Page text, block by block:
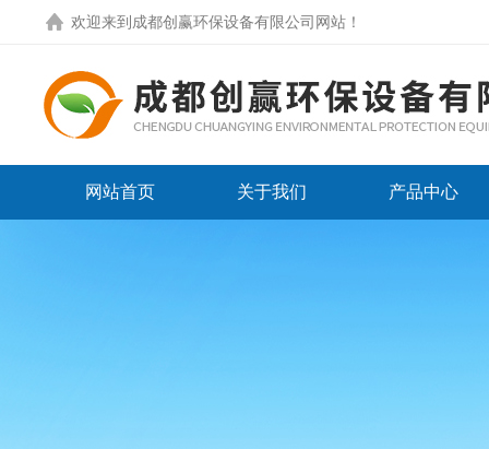
欢迎来到 成都创赢环保设备有限公司网站 ！
网站首页 关于我们 产品中心